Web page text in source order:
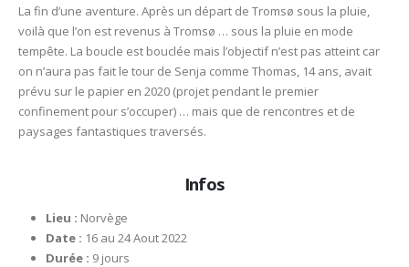
La fin d’une aventure. Après un départ de Tromsø sous la pluie,
voilà que l’on est revenus à Tromsø … sous la pluie en mode
tempête. La boucle est bouclée mais l’objectif n’est pas atteint car
on n’aura pas fait le tour de Senja comme Thomas, 14 ans, avait
prévu sur le papier en 2020 (projet pendant le premier
confinement pour s’occuper) … mais que de rencontres et de
paysages fantastiques traversés.
Infos
Lieu : Norvège
Date : 16 au 24 Aout 2022
Durée : 9 jours